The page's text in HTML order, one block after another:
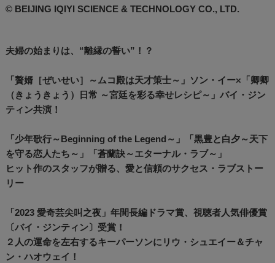
© BEIJING IQIYI SCIENCE & TECHNOLOGY CO., LTD.
夫婦の始まりは、“離縁の誓い”！？
「贅婿［ぜいせい］～ムコ殿は天才策士～」ソン・イー×「卿卿
（きょうきょう）日常 ～宮廷を彩る幸せレシピ～」バイ・ジン
ティン共演！
「少年歌行～Beginning of the Legend～」「黒豊と白夕～天下
を守る恋人たち～」「蒼蘭訣～エターナル・ラブ～」
ヒット作のスタッフが贈る、愛と信頼のサクセス・ラブストー
リー
「2023 愛奇芸尖叫之夜」年間長編ドラマ賞、視聴者人気俳優賞
〔バイ・ジンティン〕受賞！
２人の運命を左右するキーパーソンにリウ・シュエイー＆チャ
ン・ハオウェイ！